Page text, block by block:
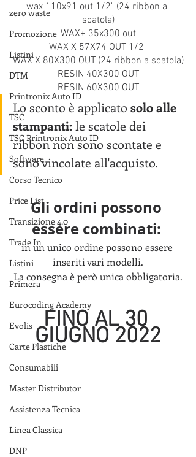
zero waste
Promozione
Listini
DTM
Printronix Auto ID
TSC
TSC Printronix Auto ID
Software
Corso Tecnico
Price List
Transizione 4.0
Trade In
Listini
Primera
Eurocoding Academy
Evolis
Carte Plastiche
Consumabili
Master Distributor
Assistenza Tecnica
Linea Classica
DNP
wax 110x91 out 1/2" (24 ribbon a
scatola)
WAX+ 35x300 out
WAX X 57X74 OUT 1/2"
WAX X 80X300 OUT (24 ribbon a scatola)
RESIN 40X300 OUT
RESIN 60X300 OUT
Lo sconto è applicato solo alle
stampanti: le scatole dei
ribbon non sono scontate e
sono vincolate all'acquisto.
Gli ordini possono
essere combinati:
in un unico ordine possono essere
inseriti vari modelli.
La consegna è però unica obbligatoria.
FINO AL 30
GIUGNO 2022